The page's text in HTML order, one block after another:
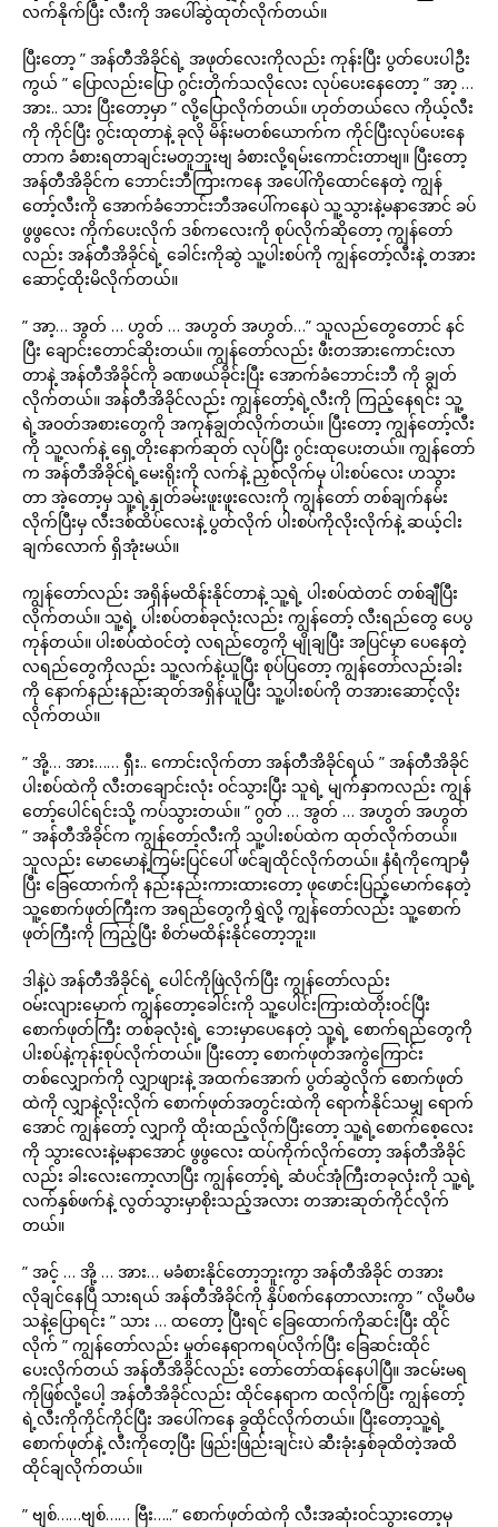
လက်နိုက်ပြီး လီးကို အပေါ်ဆွဲထုတ်လိုက်တယ်။
ပြီးတော့ ” အန်တီအိခိုင်ရဲ့ အဖုတ်လေးကိုလည်း ကုန်းပြီး ပွတ်ပေးပါဦး
ကွယ် ” ပြောလည်းပြော ဂွင်းတိုက်သလိုလေး လုပ်ပေးနေတော့ ” အာ့ …
အား.. သား ပြီးတော့မှာ ” လို့ပြောလိုက်တယ်။ ဟုတ်တယ်လေ ကိုယ့်လီး
ကို ကိုင်ပြီး ဂွင်းထုတာနဲ့ ခုလို မိန်းမတစ်ယောက်က ကိုင်ပြီးလုပ်ပေးနေ
တာက ခံစားရတာချင်းမတူဘူးဗျ ခံစားလို့ရမ်းကောင်းတာဗျ။ ပြီးတော့
အန်တီအိခိုင်က ဘောင်းဘီကြားကနေ အပေါ်ကိုထောင်နေတဲ့ ကျွန်
တော့်လီးကို အောက်ခံဘောင်းဘီအပေါ်ကနေပဲ သူ့သွားနဲ့မနာအောင် ခပ်
ဖွဖွလေး ကိုက်ပေးလိုက် ဒစ်ကလေးကို စုပ်လိုက်ဆိုတော့ ကျွန်တော်
လည်း အန်တီအိခိုင်ရဲ့ ခေါင်းကိုဆွဲ သူ့ပါးစပ်ကို ကျွန်တော့်လီးနဲ့ တအား
ဆောင့်ထိုးမိလိုက်တယ်။
” အာ့… အွတ် … ဟွတ် … အဟွတ် အဟွတ်…” သူလည်တွေတောင် နင်
ပြီး ချောင်းတောင်ဆိုးတယ်။ ကျွန်တော်လည်း ဖီးတအားကောင်းလာ
တာနဲ့ အန်တီအိခိုင်ကို ခဏဖယ်ခိုင်းပြီး အောက်ခံဘောင်းဘီ ကို ချွတ်
လိုက်တယ်။ အန်တီအိခိုင်လည်း ကျွန်တော့်ရဲ့လီးကို ကြည့်နေရင်း သူ့
ရဲ့အဝတ်အစားတွေကို အကုန်ချွတ်လိုက်တယ်။ ပြီးတော့ ကျွန်တော့်လီး
ကို သူ့လက်နဲ့ ရှေ့တိုးနောက်ဆုတ် လုပ်ပြီး ဂွင်းထုပေးတယ်။ ကျွန်တော်
က အန်တီအိခိုင်ရဲ့မေးရိုးကို လက်နဲ့ ညှစ်လိုက်မှ ပါးစပ်လေး ဟသွား
တာ အဲ့တော့မှ သူ့ရဲ့နှုတ်ခမ်းဖူးဖူးလေးကို ကျွန်တော် တစ်ချက်နမ်း
လိုက်ပြီးမှ လီးဒစ်ထိပ်လေးနဲ့ ပွတ်လိုက် ပါးစပ်ကိုလိုးလိုက်နဲ့ ဆယ့်ငါး
ချက်လောက် ရှိအုံးမယ်။
ကျွန်တော်လည်း အရှိန်မထိန်းနိုင်တာနဲ့ သူ့ရဲ့ ပါးစပ်ထဲတင် တစ်ချီပြီး
လိုက်တယ်။ သူ့ရဲ့ ပါးစပ်တစ်ခုလုံးလည်း ကျွန်တော့် လီးရည်တွေ ပေပွ
ကုန်တယ်။ ပါးစပ်ထဲဝင်တဲ့ လရည်တွေကို မျိုချပြီး အပြင်မှာ ပေနေတဲ့
လရည်တွေကိုလည်း သူ့လက်နဲ့ယူပြီး စုပ်ပြတော့ ကျွန်တော်လည်းခါး
ကို နောက်နည်းနည်းဆုတ်အရှိန်ယူပြီး သူ့ပါးစပ်ကို တအားဆောင့်လိုး
လိုက်တယ်။
” အို့… အား…… ရှီး.. ကောင်းလိုက်တာ အန်တီအိခိုင်ရယ် ” အန်တီအိခိုင်
ပါးစပ်ထဲကို လီးတချောင်းလုံး ဝင်သွားပြီး သူရဲ့ မျက်နှာကလည်း ကျွန်
တော့်ပေါင်ရင်းသို့ ကပ်သွားတယ်။ ” ဂွတ် … အွတ် … အဟွတ် အဟွတ်
” အန်တီအိခိုင်က ကျွန်တော့်လီးကို သူ့ပါးစပ်ထဲက ထုတ်လိုက်တယ်။
သူလည်း မောမောနဲ့ကြမ်းပြင်ပေါ် ဖင်ချထိုင်လိုက်တယ်။ နံရံကိုကျောမှီ
ပြီး ခြေထောက်ကို နည်းနည်းကားထားတော့ ဖုဖောင်းပြည့်မောက်နေတဲ့
သူ့စောက်ဖုတ်ကြီးက အရည်တွေကိုရွှဲလို့ ကျွန်တော်လည်း သူ့စောက်
ဖုတ်ကြီးကို ကြည့်ပြီး စိတ်မထိန်းနိုင်တော့ဘူး။
ဒါနဲ့ပဲ အန်တီအိခိုင်ရဲ့ ပေါင်ကိုဖြဲလိုက်ပြီး ကျွန်တော်လည်း
ဝမ်းလျားမှောက် ကျွန်တော့ခေါင်းကို သူ့ပေါင်းကြားထဲတိုးဝင်ပြီး
စောက်ဖုတ်ကြီး တစ်ခုလုံးရဲ့ ဘေးမှာပေနေတဲ့ သူ့ရဲ့ စောက်ရည်တွေကို
ပါးစပ်နဲ့ကုန်းစုပ်လိုက်တယ်။ ပြီးတော့ စောက်ဖုတ်အကွဲကြောင်း
တစ်လျှောက်ကို လျှာဖျားနဲ့ အထက်အောက် ပွတ်ဆွဲလိုက် စောက်ဖုတ်
ထဲကို လျှာနဲ့လိုးလိုက် စောက်ဖုတ်အတွင်းထဲကို ရောက်နိုင်သမျှ ရောက်
အောင် ကျွန်တော့် လျှာကို ထိုးထည့်လိုက်ပြီးတော့ သူ့ရဲ့စောက်စေ့လေး
ကို သွားလေးနဲ့မနာအောင် ဖွဖွလေး ထပ်ကိုက်လိုက်တော့ အန်တီအိခိုင်
လည်း ခါးလေးကော့လာပြီး ကျွန်တော့်ရဲ့ ဆံပင်အုံကြီးတခုလုံးကို သူ့ရဲ့
လက်နှစ်ဖက်နဲ့ လွတ်သွားမှာစိုးသည့်အလား တအားဆုတ်ကိုင်လိုက်
တယ်။
” အင့် … အို့ … အား… မခံစားနိုင်တော့ဘူးကွာ အန်တီအိခိုင် တအား
လိုချင်နေပြီ သားရယ် အန်တီအိခိုင်ကို နှိပ်စက်နေတာလားကွာ ” လို့မပီမ
သနဲ့ပြောရင်း ” သား … ထတော့ ပြီးရင် ခြေထောက်ကိုဆင်းပြီး ထိုင်
လိုက် ” ကျွန်တော်လည်း မှုတ်နေရာကရပ်လိုက်ပြီး ခြေဆင်းထိုင်
ပေးလိုက်တယ် အန်တီအိခိုင်လည်း တော်တော်ထန်နေပါပြီ။ အငမ်းမရ
ကိုဖြစ်လို့ပေါ့ အန်တီအိခိုင်လည်း ထိုင်နေရာက ထလိုက်ပြီး ကျွန်တော့်
ရဲ့လီးကိုကိုင်ကိုင်ပြီး အပေါ်ကနေ ခွထိုင်လိုက်တယ်။ ပြီးတော့သူ့ရဲ့
စောက်ဖုတ်နဲ့ လီးကိုတေ့ပြီး ဖြည်းဖြည်းချင်းပဲ ဆီးခုံးနှစ်ခုထိတဲ့အထိ
ထိုင်ချလိုက်တယ်။
” ဗျစ်……ဗျစ်…… ဗြီး…..” စောက်ဖုတ်ထဲကို လီးအဆုံးဝင်သွားတော့မှ